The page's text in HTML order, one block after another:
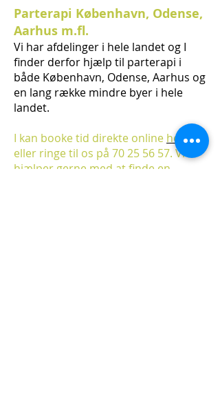
Parterapi København, Odense,
Aarhus m.fl.
Vi har afdelinger i hele landet og I
finder derfor hjælp til parterapi i
både København, Odense, Aarhus og
en lang række mindre byer i hele
landet.
I kan booke tid direkte online her,
eller ringe til os på 70 25 56 57. Vi
hjælper gerne med at finde en